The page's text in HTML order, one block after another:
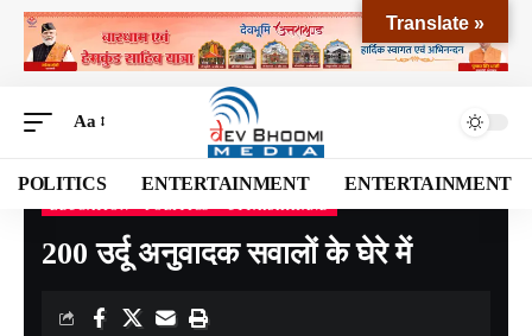
Aa
POLITICS ENTERTAINMENT ENTERTAINMENT
Devbhoomi Media>Blog>NATIONAL>UTTARAKHAND>200 उर्दू अनुवादक सवालों के घेरे में
200 उर्दू अनुवादक सवालों के घेरे में
Translate »